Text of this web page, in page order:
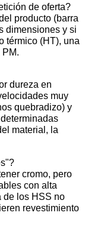
de oferta?
producto (barra
dimensiones y si
térmico (HT), una
dureza en
muy
quebradizo) y
material, la
cromo, pero
con alta
de los HSS no
revestimiento